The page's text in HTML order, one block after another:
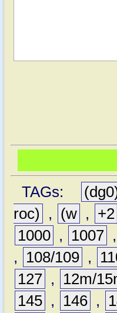
TAGs:
roc)
, (w , +2
1000 , 1007 ,
,
108/109 ,
127 , 12m/
145 , 146 ,